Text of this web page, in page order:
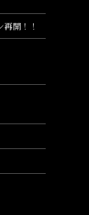
開！！